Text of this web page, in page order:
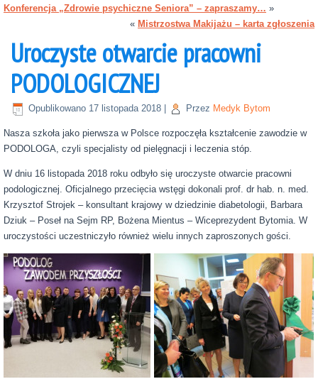
Konferencja „Zdrowie psychiczne Seniora” – zapraszamy… »
« Mistrzostwa Makijażu – karta zgłoszenia
Uroczyste otwarcie pracowni
PODOLOGICZNEJ
Opublikowano 17 listopada 2018 Przez Medyk Bytom
Nasza szkoła jako pierwsza w Polsce rozpoczęła kształcenie zawodzie w
PODOLOGA, czyli specjalisty od pielęgnacji i leczenia stóp.
W dniu 16 listopada 2018 roku odbyło się uroczyste otwarcie pracowni
podologicznej. Oficjalnego przecięcia wstęgi dokonali prof. dr hab. n. med.
Krzysztof Strojek – konsultant krajowy w dziedzinie diabetologii, Barbara
Dziuk – Poseł na Sejm RP, Bożena Mientus – Wiceprezydent Bytomia. W
uroczystości uczestniczyło również wielu innych zaproszonych gości.